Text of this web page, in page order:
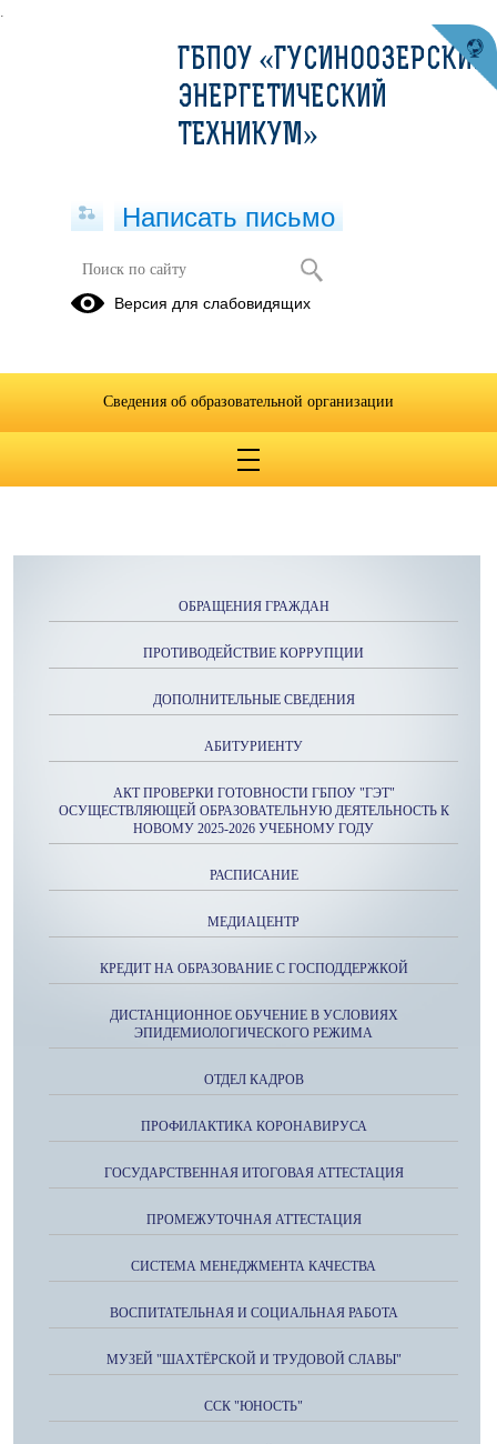
.
Техническое обслуживание
ОБРАЩЕНИЯ ГРАЖДАН
ПРОТИВОДЕЙСТВИЕ КОРРУПЦИИ
ДОПОЛНИТЕЛЬНЫЕ СВЕДЕНИЯ
АБИТУРИЕНТУ
АКТ ПРОВЕРКИ ГОТОВНОСТИ ГБПОУ "ГЭТ"
ОСУЩЕСТВЛЯЮЩЕЙ ОБРАЗОВАТЕЛЬНУЮ ДЕЯТЕЛЬНОСТЬ К
НОВОМУ 2025-2026 УЧЕБНОМУ ГОДУ
РАСПИСАНИЕ
МЕДИАЦЕНТР
КРЕДИТ НА ОБРАЗОВАНИЕ С ГОСПОДДЕРЖКОЙ
ДИСТАНЦИОННОЕ ОБУЧЕНИЕ В УСЛОВИЯХ
ЭПИДЕМИОЛОГИЧЕСКОГО РЕЖИМА
ОТДЕЛ КАДРОВ
ПРОФИЛАКТИКА КОРОНАВИРУСА
ГОСУДАРСТВЕННАЯ ИТОГОВАЯ АТТЕСТАЦИЯ
ПРОМЕЖУТОЧНАЯ АТТЕСТАЦИЯ
СИСТЕМА МЕНЕДЖМЕНТА КАЧЕСТВА
ВОСПИТАТЕЛЬНАЯ И СОЦИАЛЬНАЯ РАБОТА
МУЗЕЙ "ШАХТЁРСКОЙ И ТРУДОВОЙ СЛАВЫ"
ССК "ЮНОСТЬ"
ГБПОУ «ГУСИНООЗЕРСКИЙ
ЭНЕРГЕТИЧЕСКИЙ
ТЕХНИКУМ»
Написать письмо
Версия для слабовидящих
Сведения об образовательной организации